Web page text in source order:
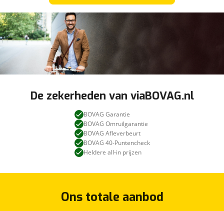
De zekerheden van viaBOVAG.nl
BOVAG Garantie
BOVAG Omruilgarantie
BOVAG Afleverbeurt
BOVAG 40-Puntencheck
Heldere all-in prijzen
Ons totale aanbod